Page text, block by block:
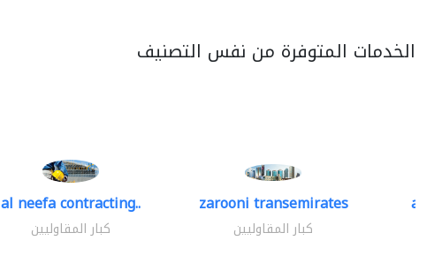
الخدمات المتوفرة من نفس التصنيف
al neefa contracting..
كبار المقاوليين
zarooni transemirates
كبار المقاوليين